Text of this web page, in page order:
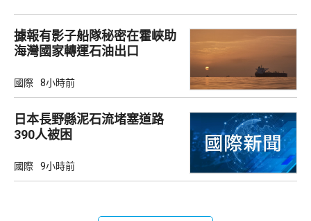
據報有影子船隊秘密在霍峽助
海灣國家轉運石油出口
國際 8小時前
日本長野縣泥石流堵塞道路
390人被困
國際 9小時前